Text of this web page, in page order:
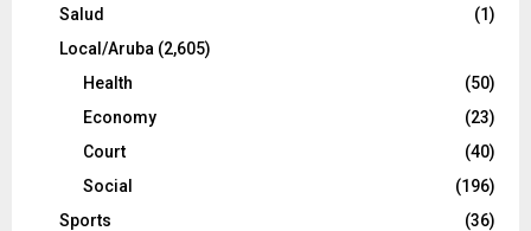
Salud
(1)
Local/Aruba (2,605)
Health
(50)
Economy
(23)
Court
(40)
Social
(196)
Sports
(36)